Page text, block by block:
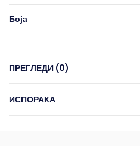
Боја
ПРЕГЛЕДИ (0)
ИСПОРАКА